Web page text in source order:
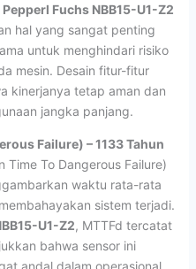
Fuchs NBB15-U1-Z2
hal yang sangat penting
untuk menghindari risiko
mesin. Desain fitur-fitur
kinerjanya tetap aman dan
jangka panjang.
Failure) – 1133 Tahun
Time To Dangerous Failure)
waktu rata-rata
sistem terjadi.
U1-Z2, MTTFd tercatat
bahwa sensor ini
andal dalam operasional